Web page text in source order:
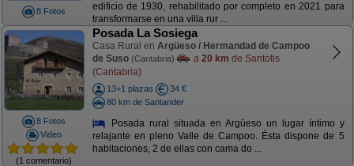
8 Fotos
edificio de 1930, rehabilitado por completo en 2021 para
transformarse en una villa rur ...
8 Fotos
Video
(1 comentario)
Posada La Sosiega
Casa Rural en Argüeso / Hermandad de Campoo
de Suso (Cantabria) a 20 km de Santotis
(Cantabria)
13+1 plazas
34 €
80 km de Santander
Posada rural situada en Argüeso un lugar íntimo y
relajante en pleno Valle de Campoo. Ésta dispone de 5
habitaciones, 2 de ellas con cama do ...